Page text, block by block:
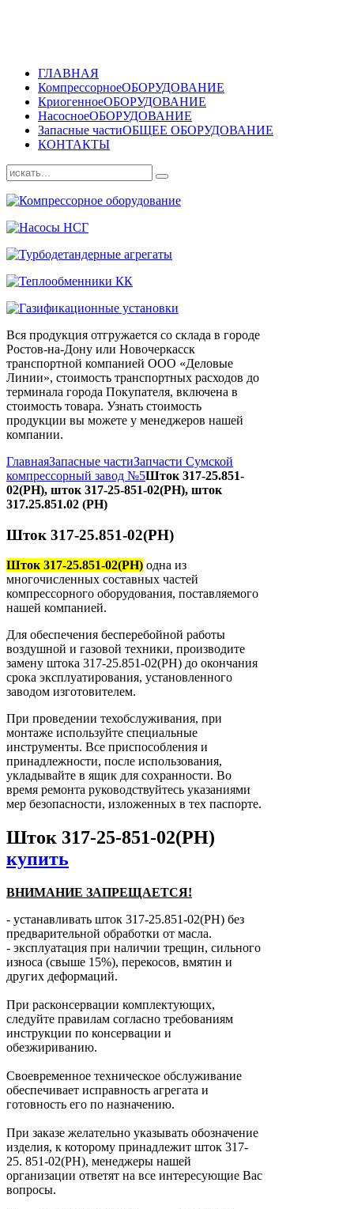
ГЛАВНАЯ
КомпрессорноеОБОРУДОВАНИЕ
КриогенноеОБОРУДОВАНИЕ
НасосноеОБОРУДОВАНИЕ
Запасные частиОБЩЕЕ ОБОРУДОВАНИЕ
КОНТАКТЫ
Вся продукция отгружается со склада в городе
Ростов-на-Дону или Новочеркасск
транспортной компанией ООО «Деловые
Линии», стоимость транспортных расходов до
терминала города Покупателя, включена в
стоимость товара. Узнать стоимость
продукции вы можете у менеджеров нашей
компании.
ГлавнаяЗапасные частиЗапчасти Сумской
компрессорный завод №5Шток 317-25.851-
02(РН), шток 317-25-851-02(РН), шток
317.25.851.02 (РН)
Шток 317-25.851-02(РН)
Шток 317-25.851-02(РН) одна из
многочисленных составных частей
компрессорного оборудования, поставляемого
нашей компанией.
Для обеспечения бесперебойной работы
воздушной и газовой техники, производите
замену штока 317-25.851-02(РН) до окончания
срока эксплуатирования, установленного
заводом изготовителем.
При проведении техобслуживания, при
монтаже используйте специальные
инструменты. Все приспособления и
принадлежности, после использования,
укладывайте в ящик для сохранности. Во
время ремонта руководствуйтесь указаниями
мер безопасности, изложенных в тех паспорте.
Шток 317-25-851-02(РН)
купить
ВНИМАНИЕ ЗАПРЕЩАЕТСЯ!
- устанавливать шток 317-25.851-02(РН) без
предварительной обработки от масла.
- эксплуатация при наличии трещин, сильного
износа (свыше 15%), перекосов, вмятин и
других деформаций.
При расконсервации комплектующих,
следуйте правилам согласно требованиям
инструкции по консервации и
обезжириванию.
Своевременное техническое обслуживание
обеспечивает исправность агрегата и
готовность его по назначению.
При заказе желательно указывать обозначение
изделия, к которому принадлежит шток 317-
25. 851-02(РН), менеджеры нашей
организации ответят на все интересующие Вас
вопросы.